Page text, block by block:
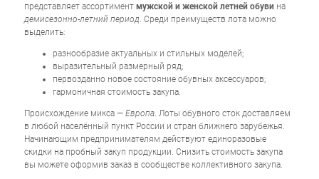
представляет ассортимент мужской и женской летней обуви на
демисезонно-летний период. Среди преимуществ лота можно
выделить:
разнообразие актуальных и стильных моделей;
выразительный размерный ряд;
первозданно новое состояние обувных аксессуаров;
гармоничная стоимость закупа.
Происхождение микса — Европа. Лоты обувного сток доставляем
в любой населённый пункт России и стран ближнего зарубежья.
Начинающим предпринимателям действуют единоразовые
скидки на пробный закуп продукции. Снизить стоимость закупа
вы можете оформив заказ в сообществе коллективного закупа.